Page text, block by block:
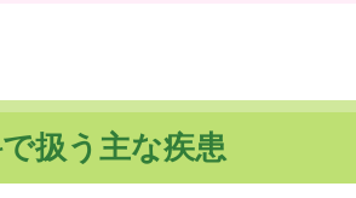
扱う主な疾患